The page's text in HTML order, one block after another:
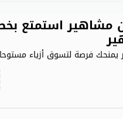
فرصة لتسوق أزياء